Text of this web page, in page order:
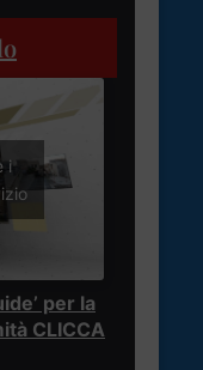
i
per la
CLICCA